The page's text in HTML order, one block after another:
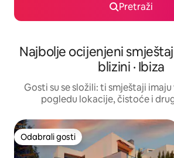
Pretraži
Najbolje ocijenjeni
blizini · Ibiza
Gosti su se složili: ti smještaji
pogledu lokacije, čistoće i
Odabrali gosti
Odabrali gosti